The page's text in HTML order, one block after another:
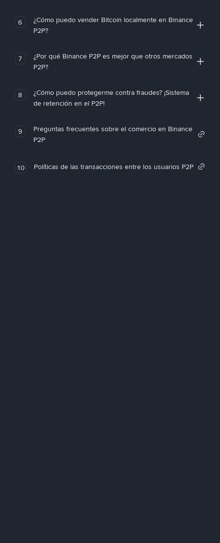
6
¿Cómo puedo vender Bitcoin localmente en Binance
P2P?
7
¿Por qué Binance P2P es mejor que otros mercados
P2P?
8
¿Cómo puedo protegerme contra fraudes? ¡Sistema
de retención en el P2P!
9
Preguntas frecuentes sobre el comercio en Binance
P2P
10 Políticas de las transacciones entre los usuarios P2P